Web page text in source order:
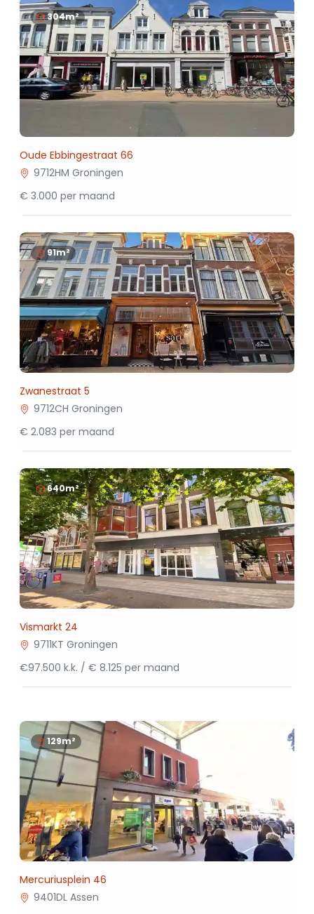
304m²
Oude Ebbingestraat 66
9712HM Groningen
€ 3.000 per maand
91m²
Zwanestraat 5
9712CH Groningen
€ 2.083 per maand
640m²
Vismarkt 24
9711KT Groningen
€97.500 k.k. / € 8.125 per maand
129m²
Mercuriusplein 46
9401DL Assen